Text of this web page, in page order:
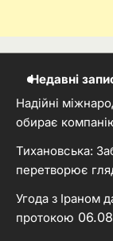
Недавні
Надійні
обирає
Тихановська:
перетворює
Угода з Іраном
протокою